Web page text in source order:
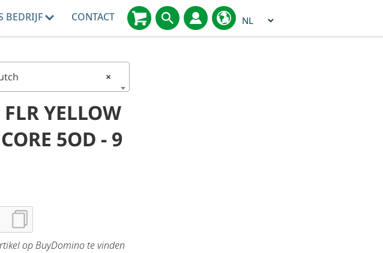
BEDRIJF CONTACT
Select
language
×
YELLOW
5OD - 9
op BuyDomino te vinden